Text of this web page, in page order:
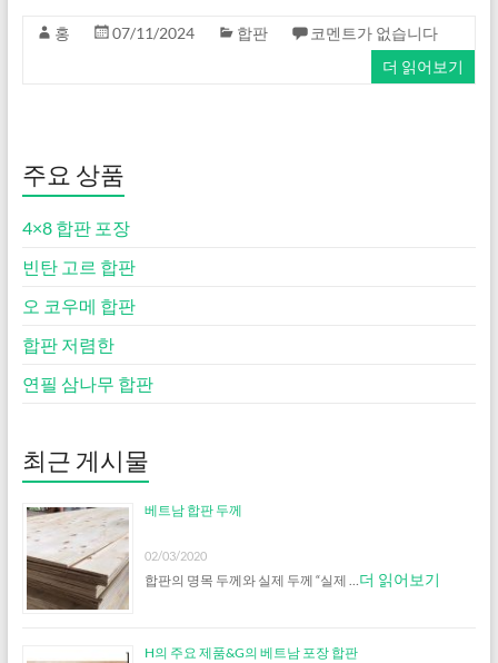
홍 07/11/2024 합판
코멘트가 없습니다
더 읽어보기
주요 상품
4×8 합판 포장
빈탄 고르 합판
오 코우메 합판
합판 저렴한
연필 삼나무 합판
최근 게시물
베트남 합판 두께
02/03/2020
합판의 명목 두께와 실제 두께 “실제 … 더 읽어보기
H의 주요 제품&G의 베트남 포장 합판